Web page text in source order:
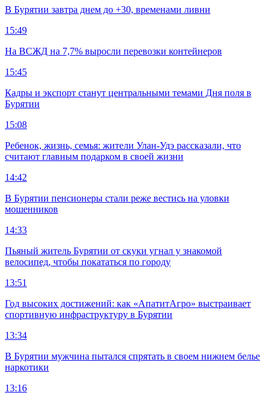
В Бурятии завтра днем до +30, временами ливни
15:49
На ВСЖД на 7,7% выросли перевозки контейнеров
15:45
Кадры и экспорт станут центральными темами Дня поля в
Бурятии
15:08
Ребенок, жизнь, семья: жители Улан-Удэ рассказали, что
считают главным подарком в своей жизни
14:42
В Бурятии пенсионеры стали реже вестись на уловки
мошенников
14:33
Пьяный житель Бурятии от скуки угнал у знакомой
велосипед, чтобы покататься по городу
13:51
Год высоких достижений: как «АпатитАгро» выстраивает
спортивную инфраструктуру в Бурятии
13:34
В Бурятии мужчина пытался спрятать в своем нижнем белье
наркотики
13:16